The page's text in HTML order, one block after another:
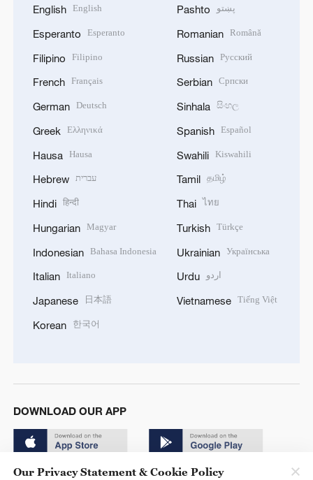
English English
Esperanto Esperanto
Filipino Filipino
French Français
German Deutsch
Greek Ελληνικά
Hausa Hausa
Hebrew עברית
Hindi हिन्दी
Hungarian Magyar
Indonesian Bahasa Indonesia
Italian Italiano
Japanese 日本語
Korean 한국어
Pashto پښتو
Romanian Română
Russian Русский
Serbian Српски
Sinhala සිංහල
Spanish Español
Swahili Kiswahili
Tamil தமிழ்
Thai ไทย
Turkish Türkçe
Ukrainian Українська
Urdu اردو
Vietnamese Tiếng Việt
DOWNLOAD OUR APP
Our Privacy Statement & Cookie Policy